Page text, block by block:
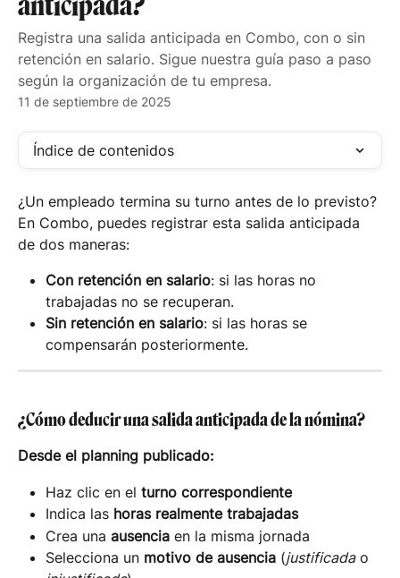
Registra una salida anticipada en Combo, con o sin
retención en salario. Sigue nuestra guía paso a paso
según la organización de tu empresa.
11 de septiembre de 2025
Índice de contenidos
¿Un empleado termina su turno antes de lo previsto?
En Combo, puedes registrar esta salida anticipada
de dos maneras:
Con retención en salario: si las horas no
trabajadas no se recuperan.
Sin retención en salario: si las horas se
compensarán posteriormente.
¿Cómo deducir una salida anticipada de la nómina?
Desde el planning publicado:
Haz clic en el turno correspondiente
Indica las horas realmente trabajadas
Crea una ausencia en la misma jornada
Selecciona un motivo de ausencia (justificada o